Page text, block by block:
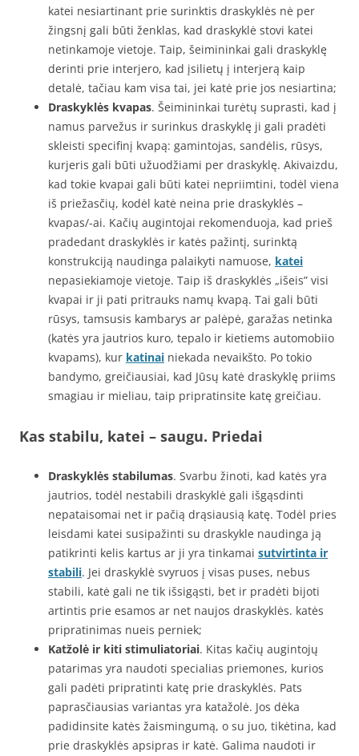
katei nesiartinant prie surinktis draskyklės nė per
žingsnį gali būti ženklas, kad draskyklė stovi katei
netinkamoje vietoje. Taip, šeimininkai gali draskyklę
derinti prie interjero, kad įsilietų į interjerą kaip
detalė, tačiau kam visa tai, jei katė prie jos nesiartina;
Draskyklės kvapas. Šeimininkai turėtų suprasti, kad į
namus parvežus ir surinkus draskyklę ji gali pradėti
skleisti specifinį kvapą: gamintojas, sandėlis, rūsys,
kurjeris gali būti užuodžiami per draskyklę. Akivaizdu,
kad tokie kvapai gali būti katei nepriimtini, todėl viena
iš priežasčių, kodėl katė neina prie draskyklės –
kvapas/-ai. Kačių augintojai rekomenduoja, kad prieš
pradedant draskyklės ir katės pažintį, surinktą
konstrukciją naudinga palaikyti namuose, katei
nepasiekiamoje vietoje. Taip iš draskyklės „išeis” visi
kvapai ir ji pati pritrauks namų kvapą. Tai gali būti
rūsys, tamsusis kambarys ar palėpė, garažas netinka
(katės yra jautrios kuro, tepalo ir kietiems automobiio
kvapams), kur katinai niekada nevaikšto. Po tokio
bandymo, greičiausiai, kad Jūsų katė draskyklę priims
smagiau ir mieliau, taip pripratinsite katę greičiau.
Kas stabilu, katei – saugu. Priedai
Draskyklės stabilumas. Svarbu žinoti, kad katės yra
jautrios, todėl nestabili draskyklė gali išgąsdinti
nepataisomai net ir pačią drąsiausią katę. Todėl pries
leisdami katei susipažinti su draskykle naudinga ją
patikrinti kelis kartus ar ji yra tinkamai sutvirtinta ir
stabili. Jei draskyklė svyruos į visas puses, nebus
stabili, katė gali ne tik išsigąsti, bet ir pradėti bijoti
artintis prie esamos ar net naujos draskyklės. katės
pripratinimas nueis perniek;
Katžolė ir kiti stimuliatoriai. Kitas kačių augintojų
patarimas yra naudoti specialias priemones, kurios
gali padėti pripratinti katę prie draskyklės. Pats
paprasčiausias variantas yra katažolė. Jos dėka
padidinsite katės žaismingumą, o su juo, tikėtina, kad
prie draskyklės apsipras ir katė. Galima naudoti ir